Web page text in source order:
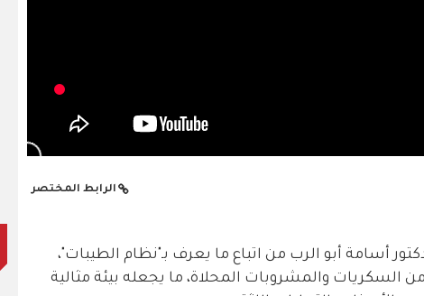
الرابط المختصر
أسامة أبو الرب من اتباع ما يعرف بـ"نظام الطيبات"،
السكريات والمشروبات المحلاة، ما يجعله بيئة مثالية